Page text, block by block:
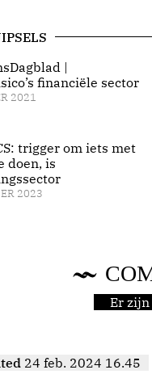
|
financiële sector
2021
trigger om iets met
doen, is
2023
Er zijn
24 feb. 2024 16.45